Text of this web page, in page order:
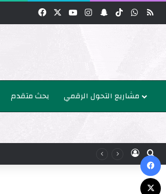
فيسبوك‫YouTubeانستقرامسناب تشات
‫TikTok واتساب
بحث متقدم مشاريع التحول الرقمي